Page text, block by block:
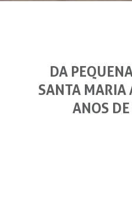
DA
SANTA
ANOS